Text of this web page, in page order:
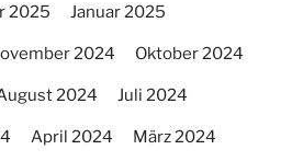
2025 Januar 2025
2024 Oktober 2024
2024 Juli 2024
April 2024 März 2024